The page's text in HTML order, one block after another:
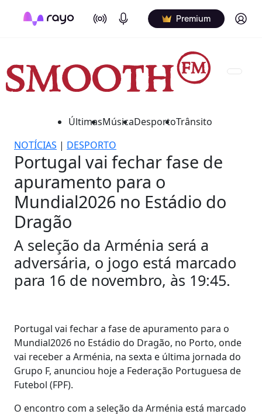
On Air Podcasts Premium Log in
ÚltimasMúsicaDesportoTrânsito
NOTÍCIAS | DESPORTO
Portugal vai fechar fase de
apuramento para o
Mundial2026 no Estádio do
Dragão
A seleção da Arménia será a
adversária, o jogo está marcado
para 16 de novembro, às 19:45.
Portugal vai fechar a fase de apuramento para o
Mundial2026 no Estádio do Dragão, no Porto, onde
vai receber a Arménia, na sexta e última jornada do
Grupo F, anunciou hoje a Federação Portuguesa de
Futebol (FPF).
O encontro com a seleção da Arménia está marcado